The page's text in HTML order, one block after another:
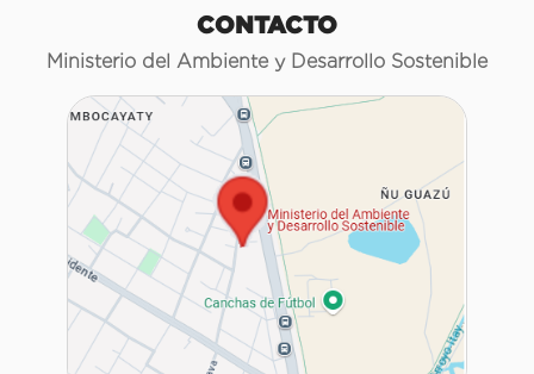
CONTACTO
Ministerio del Ambiente y Desarrollo Sostenible